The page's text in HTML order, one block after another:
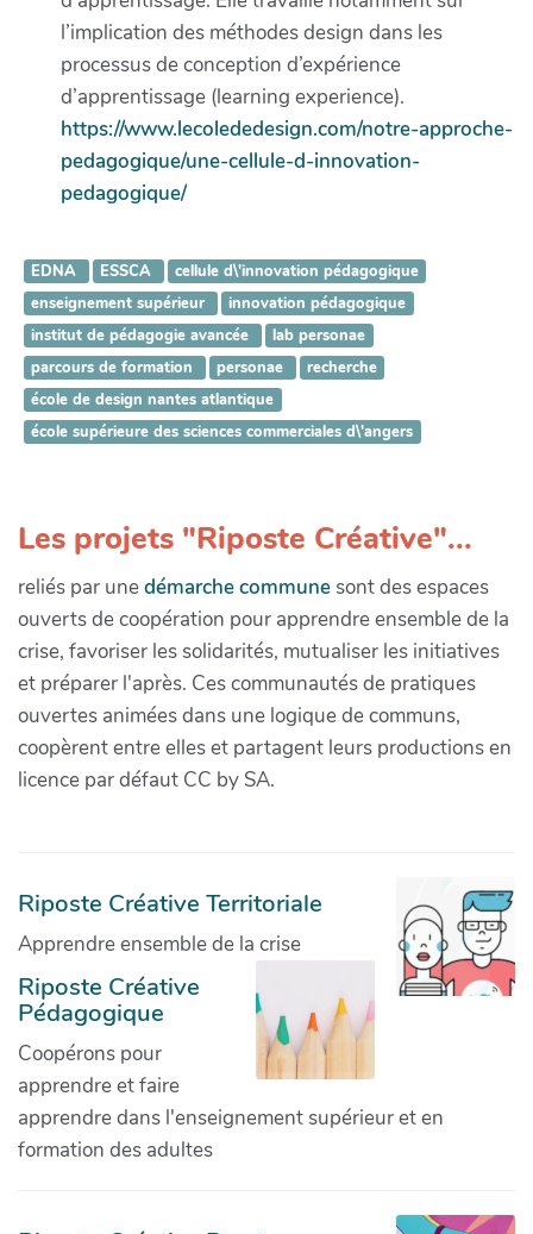
l’implication des méthodes design dans les
processus de conception d’expérience
d’apprentissage (learning experience).
https://www.lecolededesign.com/notre-approche-
pedagogique/une-cellule-d-innovation-
pedagogique/
EDNA ESSCA
cellule d\'innovation pédagogique
enseignement supérieur
innovation pédagogique
institut de pédagogie avancée
lab personae
parcours de formation
personae
recherche
école de design nantes atlantique
école supérieure des sciences commerciales d\'angers